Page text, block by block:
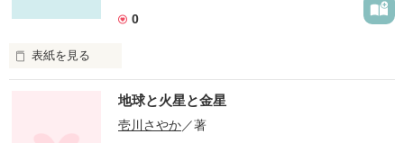
0
表紙を見る
視点から見た『今』というのを書いてます。カタいような感じ
ですが、内容はラフですvv
地球と火星と金星
壱川さやか／著